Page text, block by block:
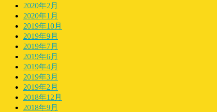
2020年2月
2020年1月
2019年10月
2019年9月
2019年7月
2019年6月
2019年4月
2019年3月
2019年2月
2018年12月
2018年9月